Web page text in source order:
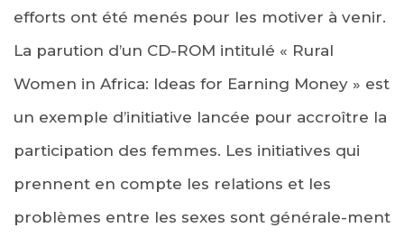
efforts ont été menés pour les motiver à venir.
La parution d’un CD-ROM intitulé « Rural
Women in Africa: Ideas for Earning Money » est
un exemple d’initiative lancée pour accroître la
participation des femmes. Les initiatives qui
prennent en compte les relations et les
problèmes entre les sexes sont générale-ment